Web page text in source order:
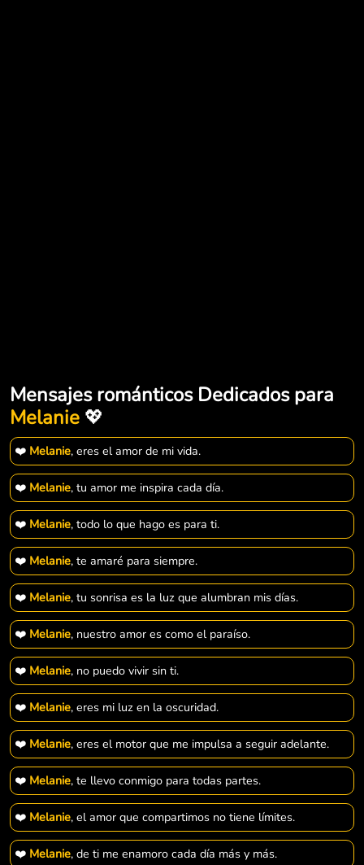
Mensajes románticos Dedicados para
Melanie 💖
❤️ Melanie, eres el amor de mi vida.
❤️ Melanie, tu amor me inspira cada día.
❤️ Melanie, todo lo que hago es para ti.
❤️ Melanie, te amaré para siempre.
❤️ Melanie, tu sonrisa es la luz que alumbran mis días.
❤️ Melanie, nuestro amor es como el paraíso.
❤️ Melanie, no puedo vivir sin ti.
❤️ Melanie, eres mi luz en la oscuridad.
❤️ Melanie, eres el motor que me impulsa a seguir adelante.
❤️ Melanie, te llevo conmigo para todas partes.
❤️ Melanie, el amor que compartimos no tiene límites.
❤️ Melanie, de ti me enamoro cada día más y más.